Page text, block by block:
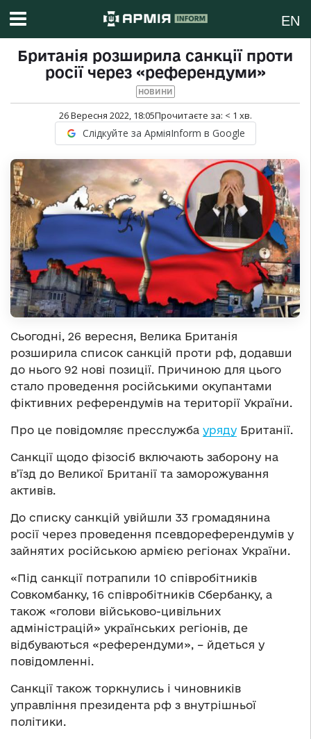
EN
Британія розширила санкції проти
росії через «референдуми»
НОВИНИ
26 Вересня 2022, 18:05Прочитаєте за: < 1 хв.
Слідкуйте за АрміяInform в Google
Сьогодні, 26 вересня, Велика Британія
розширила список санкцій проти рф, додавши
до нього 92 нові позиції. Причиною для цього
стало проведення російськими окупантами
фіктивних референдумів на території України.
Про це повідомляє пресслужба уряду Британії.
Санкції щодо фізосіб включають заборону на
в’їзд до Великої Британії та заморожування
активів.
До списку санкцій увійшли 33 громадянина
росії через проведення псевдореферендумів у
зайнятих російською армією регіонах України.
«Під санкції потрапили 10 співробітників
Совкомбанку, 16 співробітників Сбербанку, а
також «голови військово-цивільних
адміністрацій» українських регіонів, де
відбуваються «референдуми», – йдеться у
повідомленні.
Санкції також торкнулись і чиновників
управління президента рф з внутрішньої
політики.